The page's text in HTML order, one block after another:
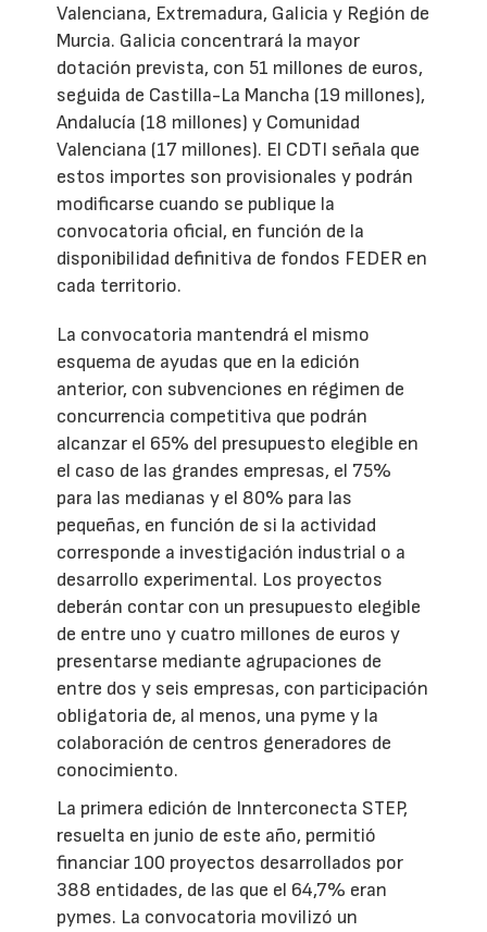
Valenciana, Extremadura, Galicia y Región de
Murcia. Galicia concentrará la mayor
dotación prevista, con 51 millones de euros,
seguida de Castilla-La Mancha (19 millones),
Andalucía (18 millones) y Comunidad
Valenciana (17 millones). El CDTI señala que
estos importes son provisionales y podrán
modificarse cuando se publique la
convocatoria oficial, en función de la
disponibilidad definitiva de fondos FEDER en
cada territorio.
La convocatoria mantendrá el mismo
esquema de ayudas que en la edición
anterior, con subvenciones en régimen de
concurrencia competitiva que podrán
alcanzar el 65% del presupuesto elegible en
el caso de las grandes empresas, el 75%
para las medianas y el 80% para las
pequeñas, en función de si la actividad
corresponde a investigación industrial o a
desarrollo experimental. Los proyectos
deberán contar con un presupuesto elegible
de entre uno y cuatro millones de euros y
presentarse mediante agrupaciones de
entre dos y seis empresas, con participación
obligatoria de, al menos, una pyme y la
colaboración de centros generadores de
conocimiento.
La primera edición de Innterconecta STEP,
resuelta en junio de este año, permitió
financiar 100 proyectos desarrollados por
388 entidades, de las que el 64,7% eran
pymes. La convocatoria movilizó un